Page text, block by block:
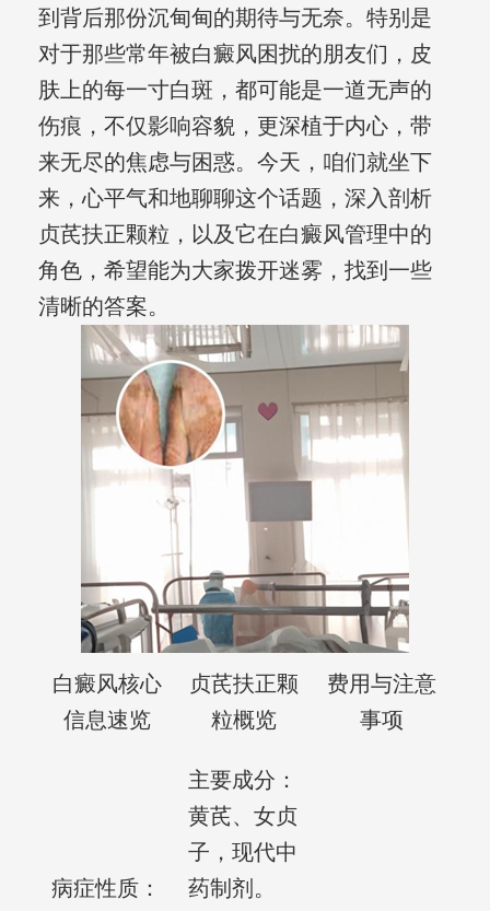
到背后那份沉甸甸的期待与无奈。特别是
对于那些常年被白癜风困扰的朋友们，皮
肤上的每一寸白斑，都可能是一道无声的
伤痕，不仅影响容貌，更深植于内心，带
来无尽的焦虑与困惑。今天，咱们就坐下
来，心平气和地聊聊这个话题，深入剖析
贞芪扶正颗粒，以及它在白癜风管理中的
角色，希望能为大家拨开迷雾，找到一些
清晰的答案。
白癜风核心
信息速览
贞芪扶正颗
粒概览
费用与注意
事项
病症性质：
主要成分：
黄芪、女贞
子，现代中
药制剂。